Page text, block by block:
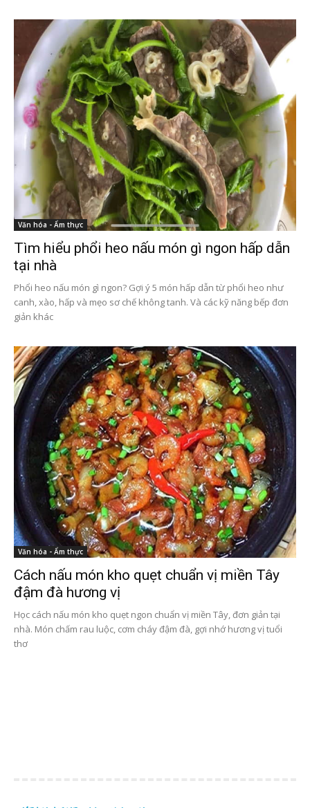
Văn hóa - Ẩm thực
Tìm hiểu phổi heo nấu món gì ngon hấp dẫn
tại nhà
Phổi heo nấu món gì ngon? Gợi ý 5 món hấp dẫn từ phổi heo như
canh, xào, hấp và mẹo sơ chế không tanh. Và các kỹ năng bếp đơn
giản khác
Văn hóa - Ẩm thực
Cách nấu món kho quẹt chuẩn vị miền Tây
đậm đà hương vị
Học cách nấu món kho quẹt ngon chuẩn vị miền Tây, đơn giản tại
nhà. Món chấm rau luộc, cơm cháy đậm đà, gợi nhớ hương vị tuổi
thơ